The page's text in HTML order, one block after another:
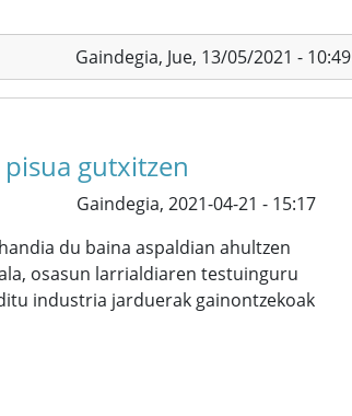
Gaindegia, Jue, 13/05/2021 - 10:49
gutxitzen
Gaindegia, 2021-04-21 - 15:17
du baina aspaldian ahultzen
osasun larrialdiaren testuinguru
industria jarduerak gainontzekoak